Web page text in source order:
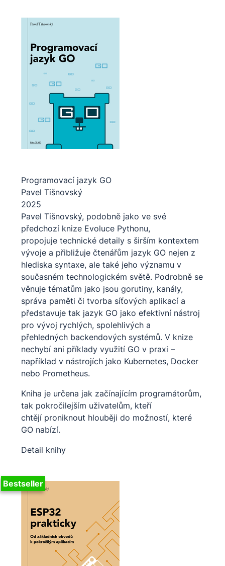
Programovací jazyk GO
Pavel Tišnovský
2025
Pavel Tišnovský, podobně jako ve své
předchozí knize Evoluce Pythonu,
propojuje technické detaily s širším kontextem
vývoje a přibližuje čtenářům jazyk GO nejen z
hlediska syntaxe, ale také jeho významu v
současném technologickém světě. Podrobně se
věnuje tématům jako jsou gorutiny, kanály,
správa paměti či tvorba síťových aplikací a
představuje tak jazyk GO jako efektivní nástroj
pro vývoj rychlých, spolehlivých a
přehledných backendových systémů. V knize
nechybí ani příklady využití GO v praxi –
například v nástrojích jako Kubernetes, Docker
nebo Prometheus.
Kniha je určena jak začínajícím programátorům,
tak pokročilejším uživatelům, kteří
chtějí proniknout hlouběji do možností, které
GO nabízí.
Detail knihy
Bestseller